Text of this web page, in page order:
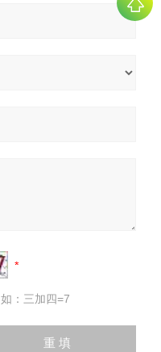
：三加四=7